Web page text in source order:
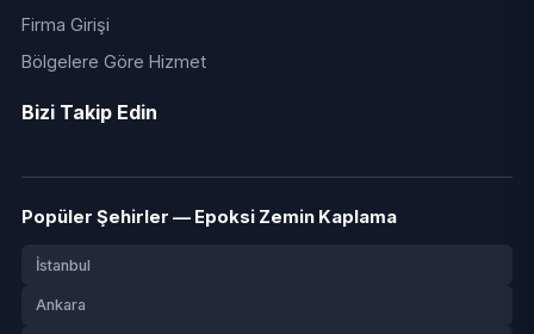
Firma Girişi
Bölgelere Göre Hizmet
Bizi Takip Edin
Popüler Şehirler — Epoksi Zemin Kaplama
İstanbul
Ankara